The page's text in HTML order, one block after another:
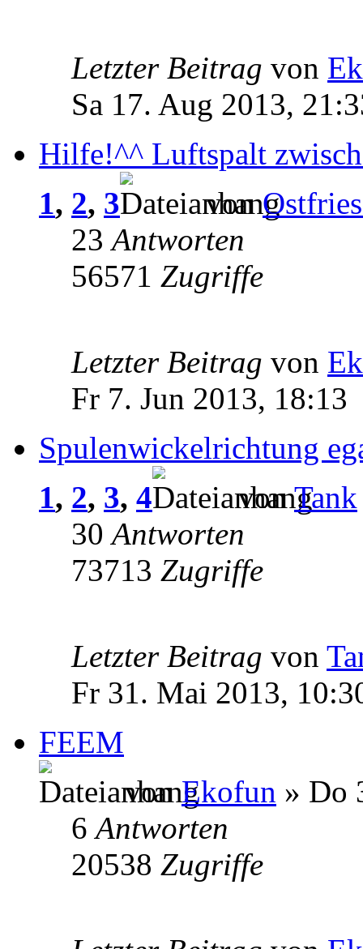
Letzter Beitrag von
Sa 17. Aug 2013,
Hilfe!^^ Luftspalt
1, 2, 3 von
23Antworten
56571 Zugriffe
Letzter Beitrag von
Fr 7. Jun 2013, 18:13
Spulenwickelrichtung
1, 2, 3, 4 vonTank
30Antworten
73713 Zugriffe
Letzter Beitrag von
Fr 31. Mai 2013,
FEEM
vonEkofun » Do
6Antworten
20538 Zugriffe